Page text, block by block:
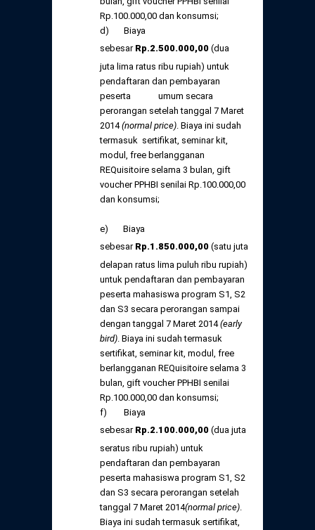
Rp.100.000,00 dan konsumsi;
d) Biaya
sebesar Rp.2.500.000,00 (dua
juta lima ratus ribu rupiah) untuk
pendaftaran dan pembayaran
peserta umum secara
perorangan setelah tanggal 7 Maret
2014(normal price) . Biaya ini sudah
termasuk sertifikat, seminar kit,
modul, free berlangganan
REQuisitoire selama 3 bulan, gift
voucher PPHBI senilai Rp.100.000,00
dan konsumsi;
e) Biaya
sebesar Rp.1.850.000,00 (satu juta
delapan ratus lima puluh ribu rupiah)
untuk pendaftaran dan pembayaran
peserta mahasiswa program S1, S2
dan S3 secara perorangan sampai
dengan tanggal 7 Maret 2014(early
bird) . Biaya ini sudah termasuk
sertifikat, seminar kit, modul, free
berlangganan REQuisitoire selama 3
bulan, gift voucher PPHBI senilai
Rp.100.000,00 dan konsumsi;
f) Biaya
sebesar Rp.2.100.000,00 (dua juta
seratus ribu rupiah) untuk
pendaftaran dan pembayaran
peserta mahasiswa program S1, S2
dan S3 secara perorangan setelah
tanggal 7 Maret 2014(normal price)
Biaya ini sudah termasuk sertifikat,